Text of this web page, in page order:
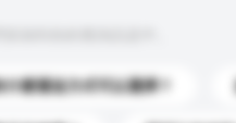
什麼運送方式可以選擇？